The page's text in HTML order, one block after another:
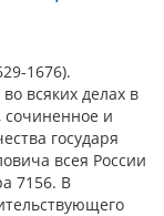
1676).
всяких делах в
сочиненное и
государя
всея России
7156. В